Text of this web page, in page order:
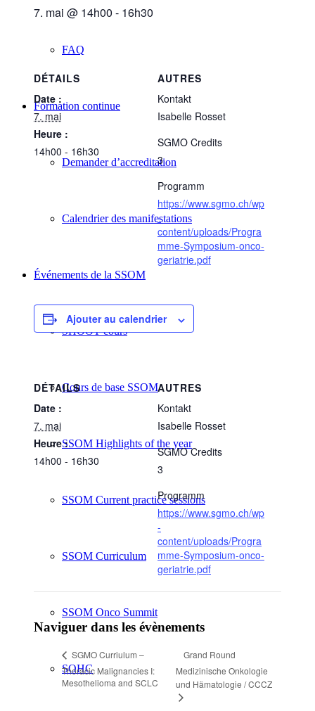
FAQ
Formation continue
Demander d’accreditation
Calendrier des manifestations
Événements de la SSOM
SHOOT cours
Cours de base SSOM
SSOM Highlights of the year
SSOM Current practice sessions
SSOM Curriculum
SSOM Onco Summit
SOHC
7. mai @ 14h00 - 16h30
DÉTAILS
Date :
7. mai
Heure :
14h00 - 16h30
AUTRES
Kontakt
Isabelle Rosset
SGMO Credits
3
Programm
https://www.sgmo.ch/wp
-
content/uploads/Progra
mme-Symposium-onco-
geriatrie.pdf
Ajouter au calendrier
DÉTAILS
Date :
7. mai
Heure :
14h00 - 16h30
AUTRES
Kontakt
Isabelle Rosset
SGMO Credits
3
Programm
https://www.sgmo.ch/wp
-
content/uploads/Progra
mme-Symposium-onco-
geriatrie.pdf
Naviguer dans les évènements
SGMO Curriulum –
Thoracic Malignancies I:
Mesothelioma and SCLC
Grand Round
Medizinische Onkologie
und Hämatologie / CCCZ